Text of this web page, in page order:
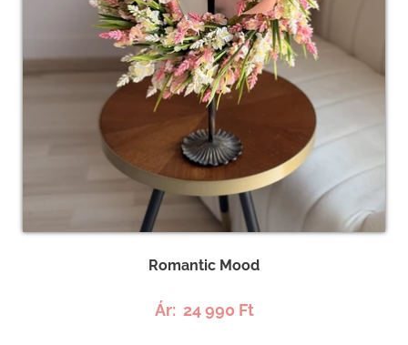
Romantic Mood
Ár:24 990 Ft